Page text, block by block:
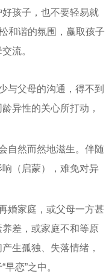
孩子，也不要轻易就
和谐的氛围，赢取孩子
流。
与父母的沟通，得不到
异性的关心所打动，
自然而然地滋生。伴随
（启蒙），难免对异
婚家庭，或父母一方甚
差，或家庭不和等原
生孤独、失落情绪，
恋”之中。